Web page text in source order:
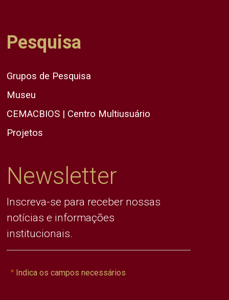
Pesquisa
Grupos de Pesquisa
Museu
CEMACBIOS | Centro Multiusuário
Projetos
Newsletter
Inscreva-se para receber nossas
notícias e informações
institucionais.
Indica os campos necessários